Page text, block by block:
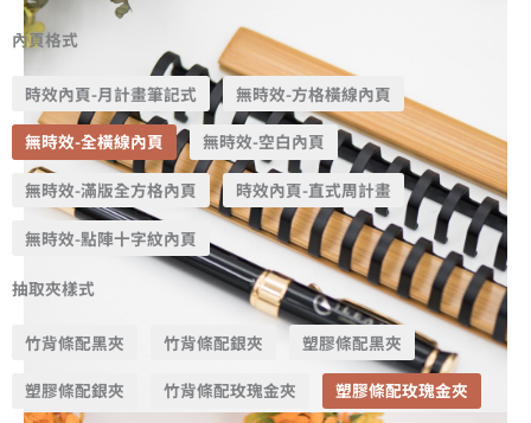
內頁格式
時效內頁-月計畫筆記式 無時效-方格橫線內頁
無時效-全橫線內頁 無時效-空白內頁
無時效-滿版全方格內頁 時效內頁-直式周計畫
無時效-點陣十字紋內頁
抽取夾樣式
竹背條配黑夾 竹背條配銀夾 塑膠條配黑夾
塑膠條配銀夾 竹背條配玫瑰金夾 塑膠條配玫瑰金夾